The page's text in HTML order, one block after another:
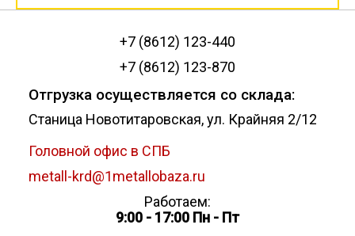
+7 (8612) 123-440
+7 (8612) 123-870
Отгрузка осуществляется со склада:
Станица Новотитаровская, ул. Крайняя 2/12
Головной офис в СПБ
metall-krd@1metallobaza.ru
Работаем:
9:00 - 17:00 Пн - Пт